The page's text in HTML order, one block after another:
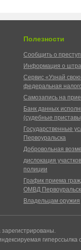
Полезности
Сообщить о
Информация о
Сервис «Узнай
федеральная
Самозапись на
Банк данных
(судебные
Государственные
Первоуральска
Добровольная
дислокация
полиции
График приема
ОМВД
Владельцам оружия
гиперссылка